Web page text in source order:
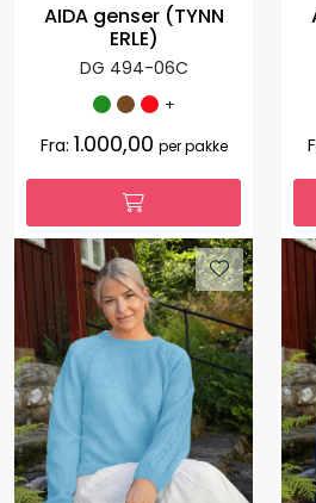
AIDA genser (TYNN
ERLE)
DG 494-06C
+
Fra: 1.000,00 per pakke